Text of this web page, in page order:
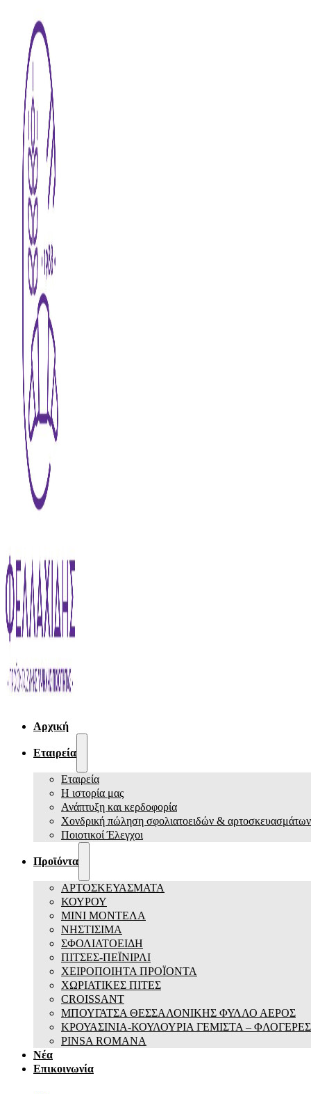
Αρχική
Εταιρεία
Εταιρεία
Η ιστορία μας
Ανάπτυξη και κερδοφορία
Χονδρική πώληση σφολιατοειδών & αρτοσκευασμάτων
Ποιοτικοί Έλεγχοι
Προϊόντα
ΑΡΤΟΣΚΕΥΑΣΜΑΤΑ
ΚΟΥΡΟΥ
ΜΙΝΙ ΜΟΝΤΕΛΑ
ΝΗΣΤΙΣΙΜΑ
ΣΦΟΛΙΑΤΟΕΙΔΗ
ΠΙΤΣΕΣ-ΠΕΪΝΙΡΛΙ
ΧΕΙΡΟΠΟΙΗΤΑ ΠΡΟΪΟΝΤΑ
ΧΩΡΙΑΤΙΚΕΣ ΠΙΤΕΣ
CROISSANT
ΜΠΟΥΓΑΤΣΑ ΘΕΣΣΑΛΟΝΙΚΗΣ ΦΥΛΛΟ ΑΕΡΟΣ
ΚΡΟΥΑΣΙΝΙΑ-ΚΟΥΛΟΥΡΙΑ ΓΕΜΙΣΤΑ – ΦΛΟΓΕΡΕΣ
PINSA ROMANA
Νέα
Επικοινωνία